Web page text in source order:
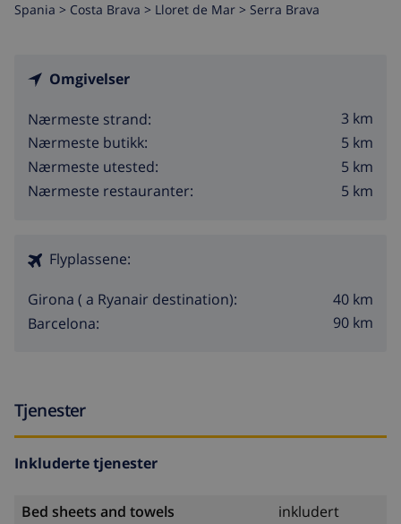
Spania > Costa Brava > Lloret de Mar > Serra Brava
Omgivelser
Nærmeste strand:
3 km
Nærmeste butikk:
5 km
Nærmeste utested:
5 km
Nærmeste restauranter:
5 km
Flyplassene:
Girona ( a Ryanair destination):
40 km
Barcelona:
90 km
Tjenester
Inkluderte tjenester
Bed sheets and towels inkludert